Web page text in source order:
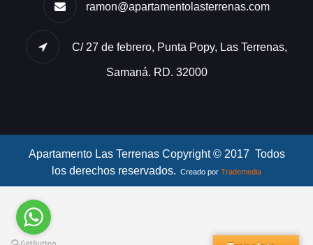
ramon@apartamentolasterrenas.com
C/ 27 de febrero, Punta Popy, Las Terrenas,
Samaná. RD. 32000
Apartamento Las Terrenas Copyright © 2017 Todos
los derechos reservados. Creado por Trademedia